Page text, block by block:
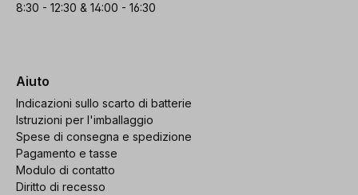
8:30 - 12:30 & 14:00 - 16:30
Aiuto
Indicazioni sullo scarto di batterie
Istruzioni per l'imballaggio
Spese di consegna e spedizione
Pagamento e tasse
Modulo di contatto
Diritto di recesso